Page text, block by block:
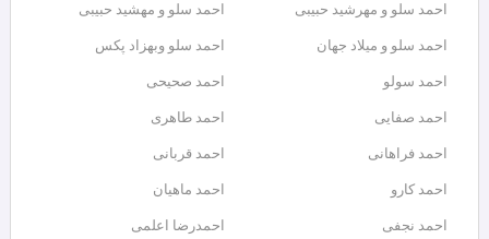
احمد سلو و مهرشید حبیبی احمد سلو و مهشید حبیبی
احمد سلو و میلاد جهان احمد سلو وبهزاد پکس
احمد سولو احمد صحیحی
احمد صفایی احمد طاهری
احمد فراهانی احمد قربانی
احمد کارو احمد ماهیان
احمد نجفی احمدرضا اعلمی